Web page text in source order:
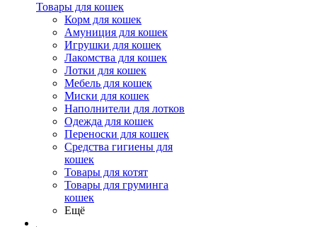
Товары для кошек
Корм для кошек
Амуниция для кошек
Игрушки для кошек
Лакомства для кошек
Лотки для кошек
Мебель для кошек
Миски для кошек
Наполнители для лотков
Одежда для кошек
Переноски для кошек
Средства гигиены для
кошек
Товары для котят
Товары для груминга
кошек
Ещё